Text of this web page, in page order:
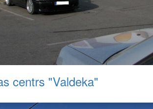
centrs "Valdeka"